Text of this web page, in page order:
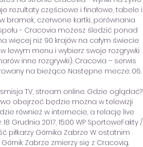
rezultaty częściowe i finałowe, tabele i
bramek, czerwone kartki, porównania
- Cracovia możesz śledzić ponad
więcej niż 90 krajów na całym świecie
lewym menu i wybierz swoje rozgrywki
inne rozgrywki). Cracovia – serwis
na bieżąco. Następne mecze: 06.
TV, stream online. Gdzie oglądać?
obejrzeć będzie można w telewizji
również w internecie, a relację live
Grudnia 2017, 15:00 WP SportoweFakty /
piłkarzy Górnika Zabrze W ostatnim
Zabrze zmierzy się z Cracovią.